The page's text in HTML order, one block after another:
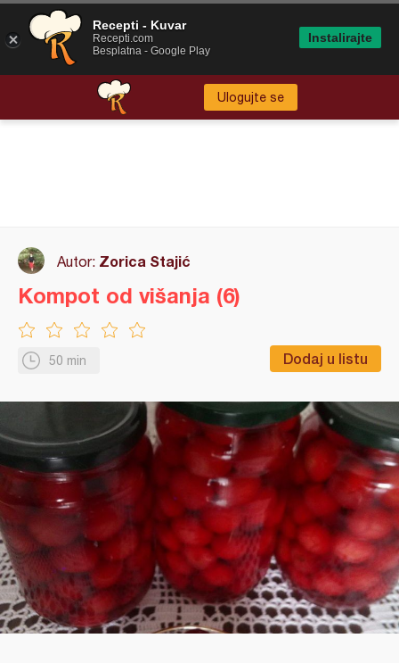
Ulogujte se
Autor: Zorica Stajić
50 min Dodaj u listu
Kompot od višanja (6)
Recepti - Kuvar
Recepti.com
Besplatna - Google Play
Instalirajte